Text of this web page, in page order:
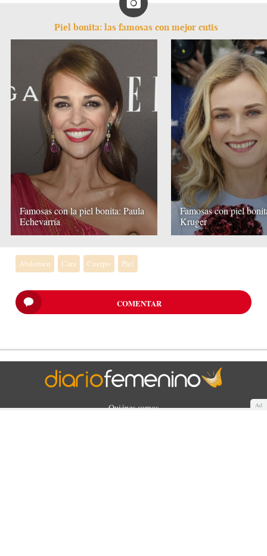
Piel bonita: las famosas con mejor cutis
Famosas con la piel bonita: Paula
Echevarría
Famosas con piel
Kruger
Abdomen Cara Cuerpo Piel
COMENTAR
Ad
Quiénes somos